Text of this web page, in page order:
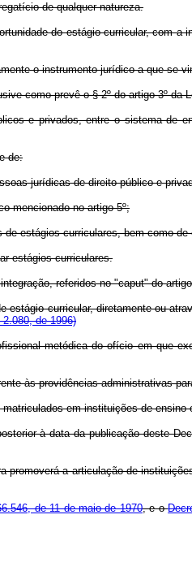
de qualquer natureza.
do estágio curricular, com
o instrumento jurídico a que se
como prevê o § 2º do artigo 3º da
e privados, entre o sistema de
de:
jurídicas de direito público e
mencionado no artigo 5º;
estágios curriculares, bem como
estágios curriculares.
referidos no "caput" do
curricular, diretamente ou
2.080, de 1996)
metódica do ofício em que
às providências administrativas
em instituições de ensino
à data da publicação deste
a articulação de
de 11 de maio de 1970, e o